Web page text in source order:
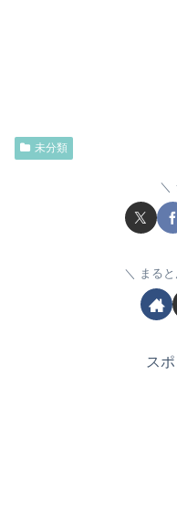
未分類
まる
ス